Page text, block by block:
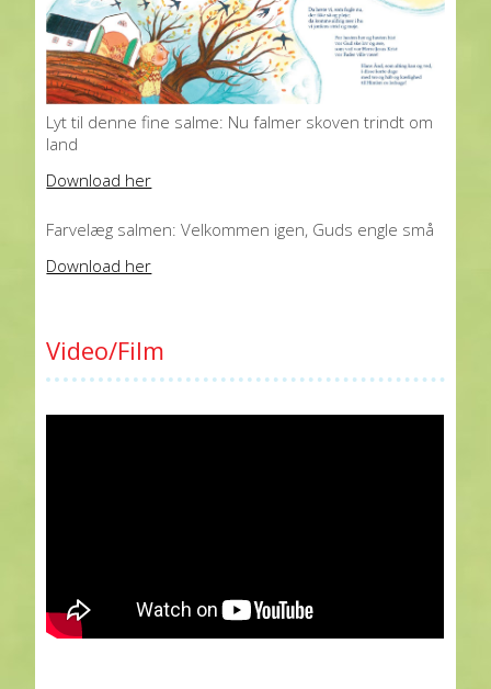
Lyt til denne fine salme: Nu falmer skoven trindt om
land
Download her
Farvelæg salmen: Velkommen igen, Guds engle små
Download her
Video/Film